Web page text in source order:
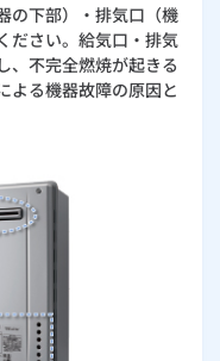
の下部）・排気口（機
ださい。給気口・排気
、不完全燃焼が起きる
よる機器故障の原因と